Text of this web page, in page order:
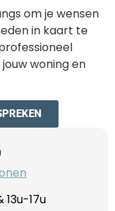
om je wensen
in kaart te
woning en
13u-17u